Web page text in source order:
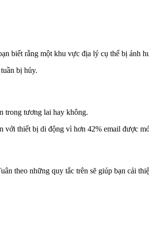
biết rằng một khu vực địa lý cụ thể bị ảnh
bị hủy.
trong tương lai hay không.
thiết bị di động vì hơn 42% email được
theo những quy tắc trên sẽ giúp bạn cải